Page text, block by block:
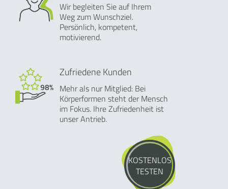
Wir begleiten Sie auf Ihrem
Weg zum Wunschziel.
Persönlich, kompetent,
motivierend.
Zufriedene Kunden
Mehr als nur Mitglied: Bei
Körperformen steht der Mensch
im Fokus. Ihre Zufriedenheit ist
unser Antrieb.
KOSTENLOS
TESTEN